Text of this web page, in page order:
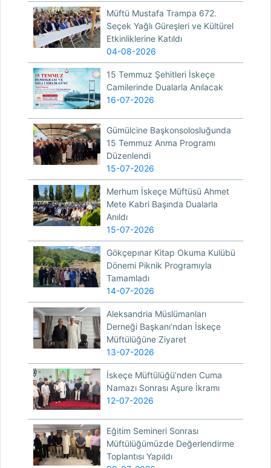
Müftü Mustafa Trampa 672.
Seçek Yağlı Güreşleri ve Kültürel
Etkinliklerine Katıldı
04-08-2026
15 Temmuz Şehitleri İskeçe
Camilerinde Dualarla Anılacak
16-07-2026
Gümülcine Başkonsolosluğunda
15 Temmuz Anma Programı
Düzenlendi
15-07-2026
Merhum İskeçe Müftüsü Ahmet
Mete Kabri Başında Dualarla
Anıldı
15-07-2026
Gökçepınar Kitap Okuma Kulübü
Dönemi Piknik Programıyla
Tamamladı
14-07-2026
Aleksandria Müslümanları
Derneği Başkanı’ndan İskeçe
Müftülüğüne Ziyaret
13-07-2026
İskeçe Müftülüğü’nden Cuma
Namazı Sonrası Aşure İkramı
12-07-2026
Eğitim Semineri Sonrası
Müftülüğümüzde Değerlendirme
Toplantısı Yapıldı